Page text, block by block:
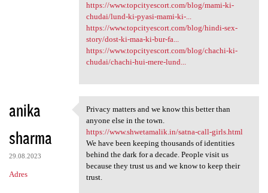
https://www.topcityescort.com/blog/mami-ki-
chudai/lund-ki-pyasi-mami-ki-...
https://www.topcityescort.com/blog/hindi-sex-
story/dost-ki-maa-ki-bur-fa...
https://www.topcityescort.com/blog/chachi-ki-
chudai/chachi-hui-mere-lund...
anika
sharma
29.08.2023
Adres
Privacy matters and we know
Privacy matters and we know this better than
anyone else in the town.
https://www.shwetamalik.in/satna-call-girls.html
We have been keeping thousands of identities
behind the dark for a decade. People visit us
because they trust us and we know to keep their
trust.